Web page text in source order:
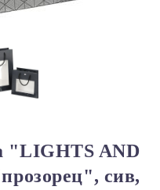
"LIGHTS AND
сив,